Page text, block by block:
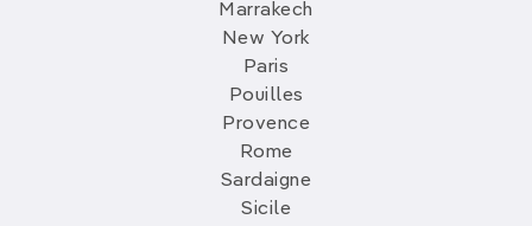
Marrakech
New York
Paris
Pouilles
Provence
Rome
Sardaigne
Sicile